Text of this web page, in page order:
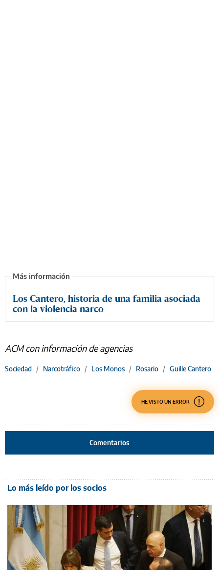
Los Cantero, historia de una familia asociada
con la violencia narco
ACM con información de agencias
Sociedad / Narcotráfico / Los Monos / Rosario / Guille Cantero
HE VISTO UN ERROR
Comentarios
Lo más leído por los socios